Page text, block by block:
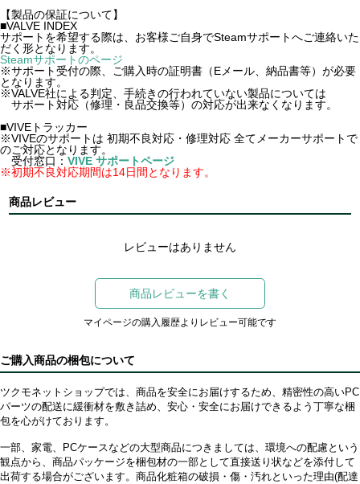
【製品の保証について】
■VALVE INDEX
サポートを希望する際は、お客様ご自身でSteamサポートへご連絡いた
だく形となります。
Steamサポートのページ
※サポート受付の際、ご購入時の証明書（Eメール、納品書等）が必要
となります。
※VALVE社による判定、手続きの行われていない製品については
サポート対応（修理・良品交換等）の対応が出来なくなります。
■VIVEトラッカー
※VIVEのサポートは 初期不良対応・修理対応 全てメーカーサポートで
のご対応となります。
受付窓口： VIVE サポートページ
※初期不良対応期間は14日間となります。
商品レビュー
レビューはありません
商品レビューを書く
マイページの購入履歴よりレビュー可能です
ご購入商品の梱包について
ツクモネットショップでは、商品を安全にお届けするため、精密性の高いPC
パーツの配送に緩衝材を敷き詰め、安心・安全にお届けできるよう丁寧な梱
包を心がけております。
一部、家電、PCケースなどの大型商品につきましては、環境への配慮という
観点から、商品パッケージを梱包材の一部として直接送り状などを添付して
出荷する場合がございます。商品化粧箱の破損・傷・汚れといった理由(配達